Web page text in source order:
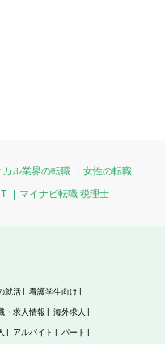
カル業界の転職
女性の転職
マイナビ転職 税理士
就活 看護学生向け
・求人情報 海外求人
アルバイト パート